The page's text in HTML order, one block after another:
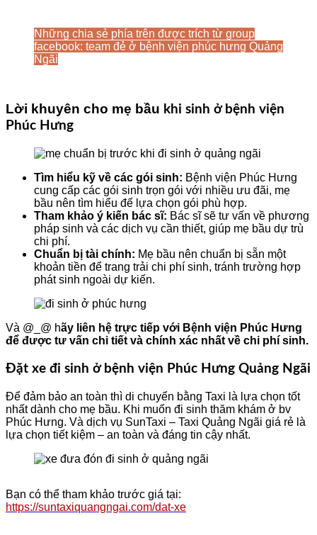
Những chia sẻ phía trên được trích từ group
facebook: team đẻ ở bệnh viện phúc hưng Quảng
Ngãi
Lời khuyên cho mẹ bầu khi sinh ở bệnh viện
Phúc Hưng
Tìm hiểu kỹ về các gói sinh: Bệnh viện Phúc Hưng
cung cấp các gói sinh trọn gói với nhiều ưu đãi, mẹ
bầu nên tìm hiểu để lựa chọn gói phù hợp.
Tham khảo ý kiến bác sĩ: Bác sĩ sẽ tư vấn về phương
pháp sinh và các dịch vụ cần thiết, giúp mẹ bầu dự trù
chi phí.
Chuẩn bị tài chính: Mẹ bầu nên chuẩn bị sẵn một
khoản tiền để trang trải chi phí sinh, tránh trường hợp
phát sinh ngoài dự kiến.
Và @_@ hãy liên hệ trực tiếp với Bệnh viện Phúc Hưng
để được tư vấn chi tiết và chính xác nhất về chi phí sinh.
Đặt xe đi sinh ở bệnh viện Phúc Hưng Quảng Ngãi
Để đảm bảo an toàn thì di chuyển bằng Taxi là lựa chọn tốt
nhất dành cho mẹ bầu. Khi muốn đi sinh thăm khám ở bv
Phúc Hưng. Và dịch vụ SunTaxi – Taxi Quảng Ngãi giá rẻ là
lựa chọn tiết kiệm – an toàn và đáng tin cậy nhất.
Bạn có thể tham khảo trước giá tại:
https://suntaxiquangngai.com/dat-xe